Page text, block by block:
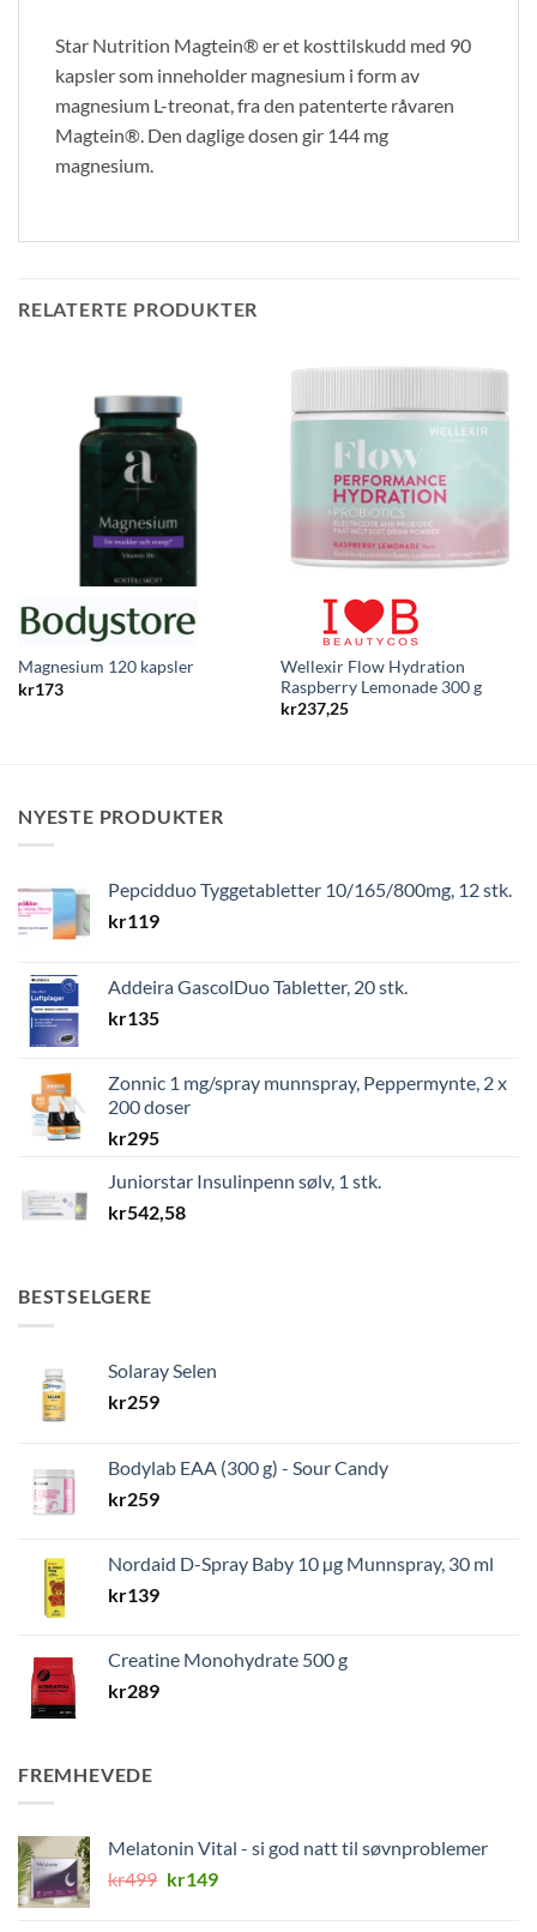
Star Nutrition Magtein® er et kosttilskudd med 90
kapsler som inneholder magnesium i form av
magnesium L-treonat, fra den patenterte råvaren
Magtein®. Den daglige dosen gir 144 mg
magnesium.
RELATERTE PRODUKTER
Magnesium 120 kapsler
kr173
Wellexir Flow Hydration
Raspberry Lemonade 300 g
kr237,25
NYESTE PRODUKTER
Pepcidduo Tyggetabletter 10/165/800mg, 12 stk.
kr119
Addeira GascolDuo Tabletter, 20 stk.
kr135
Zonnic 1 mg/spray munnspray, Peppermynte, 2 x
200 doser
kr295
Juniorstar Insulinpenn sølv, 1 stk.
kr542,58
BESTSELGERE
Solaray Selen
kr259
Bodylab EAA (300 g) - Sour Candy
kr259
Nordaid D-Spray Baby 10 µg Munnspray, 30 ml
kr139
Creatine Monohydrate 500 g
kr289
FREMHEVEDE
Melatonin Vital - si god natt til søvnproblemer
kr499 Opprinnelig
kr149Nåværende